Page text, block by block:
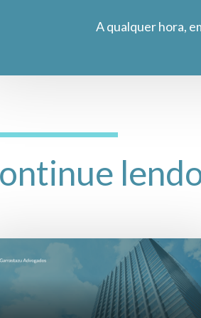
A qualquer hora,